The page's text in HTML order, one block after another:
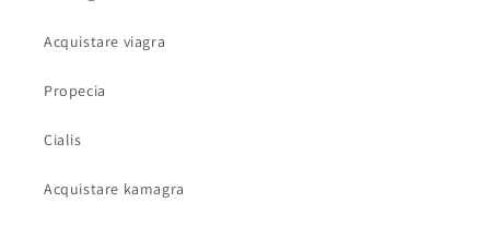
Acquistare viagra
Propecia
Cialis
Acquistare kamagra